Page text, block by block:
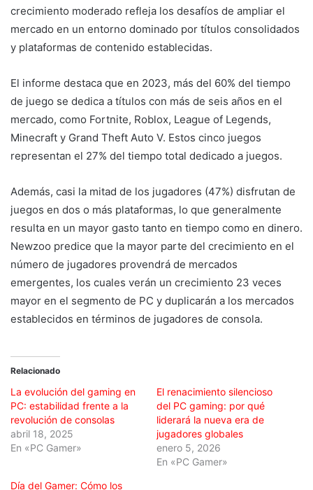
crecimiento moderado refleja los desafíos de ampliar el
mercado en un entorno dominado por títulos consolidados
y plataformas de contenido establecidas.
El informe destaca que en 2023, más del 60% del tiempo
de juego se dedica a títulos con más de seis años en el
mercado, como Fortnite, Roblox, League of Legends,
Minecraft y Grand Theft Auto V. Estos cinco juegos
representan el 27% del tiempo total dedicado a juegos.
Además, casi la mitad de los jugadores (47%) disfrutan de
juegos en dos o más plataformas, lo que generalmente
resulta en un mayor gasto tanto en tiempo como en dinero.
Newzoo predice que la mayor parte del crecimiento en el
número de jugadores provendrá de mercados
emergentes, los cuales verán un crecimiento 23 veces
mayor en el segmento de PC y duplicarán a los mercados
establecidos en términos de jugadores de consola.
Relacionado
La evolución del gaming en
PC: estabilidad frente a la
revolución de consolas
abril 18, 2025
En «PC Gamer»
El renacimiento silencioso
del PC gaming: por qué
liderará la nueva era de
jugadores globales
enero 5, 2026
En «PC Gamer»
Día del Gamer: Cómo los